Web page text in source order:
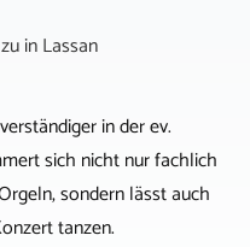
inLassan
in der ev.
sich nicht nur fachlich
sondern lässt auch
tanzen.